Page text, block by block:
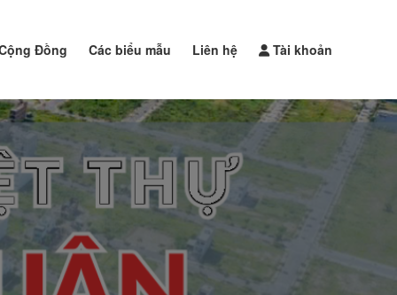
Đồng Các biểu mẫu Liên hệ Tài khoản
Đăng tin